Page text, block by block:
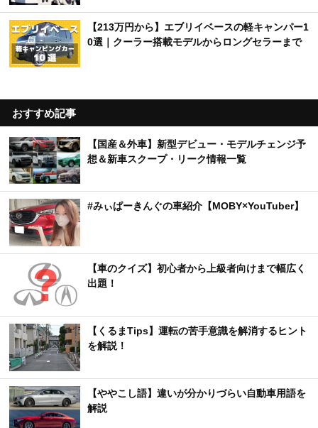
【213万円から】エブリイベースの軽キャンパー1
0選｜クーラー搭載モデルからロングセラーまで
おすすめ記事
【国産＆外車】新型デビュー・モデルチェンジ予
想＆新車スクープ・リーク情報一覧
#みぃぱーきんぐの車紹介【MOBY×YouTuber】
【車のクイズ】初心者から上級者向けまで幅広く
出題！
【くるまTips】運転の苦手意識を解消するヒント
を解説！
【ややこし語】違いが分かりづらい自動車用語を
解説